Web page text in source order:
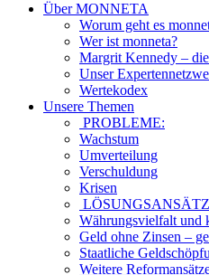
Über MONNETA
Worum geht es
Wer ist monneta?
Margrit Kennedy –
Unser
Wertekodex
Unsere Themen
PROBLEME:
Wachstum
Umverteilung
Verschuldung
Krisen
Währungsvielfalt und
Geld ohne Zinsen –
Staatliche
Weitere